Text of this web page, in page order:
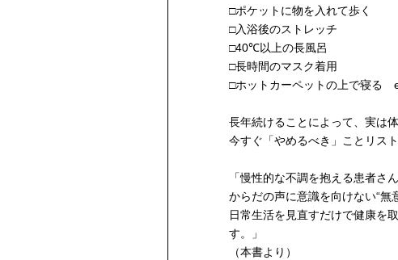
□ポケットに物を入れて歩く
□入浴後のストレッチ
□40℃以上の長風呂
□長時間のマスク着用
□ホットカーペットの上で寝る
長年続けることによって、実は
今すぐ「やめるべき」ことリス
「慢性的な不調を抱える患者さ
からだの声に意識を向けない“無
日常生活を見直すだけで健康を
す。」
（本書より）